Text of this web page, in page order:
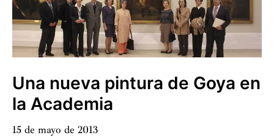
Una nueva pintura de Goya en
la Academia
15 de mayo de 2013